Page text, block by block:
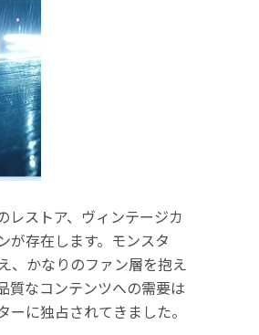
レストア、ヴィンテージカ
が存在します。モンスタ
、かなりのファン層を抱え
質なコンテンツへの需要は
に独占されてきました。